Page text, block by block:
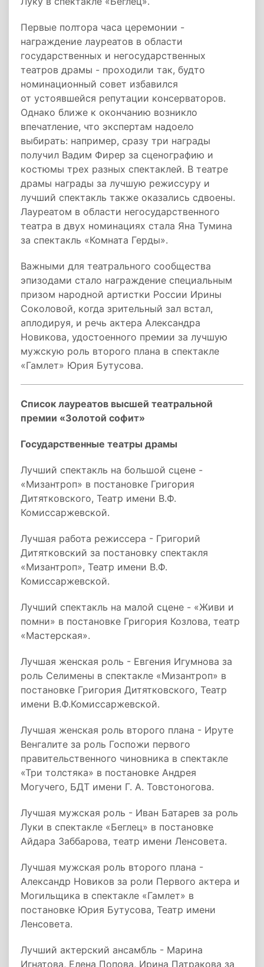
Первые полтора часа церемонии -
награждение лауреатов в области
государственных и негосударственных
театров драмы - проходили так, будто
номинационный совет избавился
от устоявшейся репутации консерваторов.
Однако ближе к окончанию возникло
впечатление, что экспертам надоело
выбирать: например, сразу три награды
получил Вадим Фирер за сценографию и
костюмы трех разных спектаклей. В театре
драмы награды за лучшую режиссуру и
лучший спектакль также оказались сдвоены.
Лауреатом в области негосударственного
театра в двух номинациях стала Яна Тумина
за спектакль «Комната Герды».
Важными для театрального сообщества
эпизодами стало награждение специальным
призом народной артистки России Ирины
Соколовой, когда зрительный зал встал,
аплодируя, и речь актера Александра
Новикова, удостоенного премии за лучшую
мужскую роль второго плана в спектакле
«Гамлет» Юрия Бутусова.
Список лауреатов высшей театральной
премии «Золотой софит»
Государственные театры драмы
Лучший спектакль на большой сцене -
«Мизантроп» в постановке Григория
Дитятковского, Театр имени В.Ф.
Комиссаржевской.
Лучшая работа режиссера - Григорий
Дитятковский за постановку спектакля
«Мизантроп», Театр имени В.Ф.
Комиссаржевской.
Лучший спектакль на малой сцене - «Живи и
помни» в постановке Григория Козлова, театр
«Мастерская».
Лучшая женская роль - Евгения Игумнова за
роль Селимены в спектакле «Мизантроп» в
постановке Григория Дитятковского, Театр
имени В.Ф.Комиссаржевской.
Лучшая женская роль второго плана - Ируте
Венгалите за роль Госпожи первого
правительственного чиновника в спектакле
«Три толстяка» в постановке Андрея
Могучего, БДТ имени Г. А. Товстоногова.
Лучшая мужская роль - Иван Батарев за роль
Луки в спектакле «Беглец» в постановке
Айдара Заббарова, театр имени Ленсовета.
Лучшая мужская роль второго плана -
Александр Новиков за роли Первого актера и
Могильщика в спектакле «Гамлет» в
постановке Юрия Бутусова, Театр имени
Ленсовета.
Лучший актерский ансамбль - Марина
Игнатова, Елена Попова, Ирина Патракова за